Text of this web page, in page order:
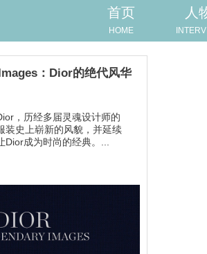
首页
HOME
人
：Dior的绝代风华
，历经多届灵魂设计师的
装史上崭新的风貌，并延续
成为时尚的经典。...